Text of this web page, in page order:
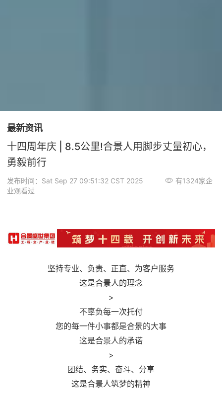
最新资讯
十四周年庆 | 8.5公里!合景人用脚步丈量初心，
勇毅前行
发布时间：Sat Sep 27 09:51:32 CST 2025
有1324家企
业观看过
坚持专业、负责、正直、为客户服务
这是合景人的理念
>
不辜负每一次托付
您的每一件小事都是合景的大事
这是合景人的承诺
>
团结、务实、奋斗、分享
这是合景人筑梦的精神